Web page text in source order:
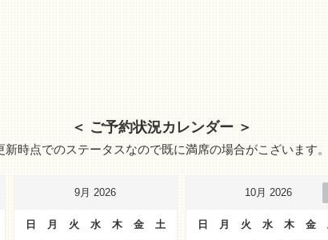
＜ ご予約状況カレンダー ＞
時点でのステータスなので既に満席の場合がこざいます。
9月 2026
日 月 火 水 木 金 土
10月 2026
日 月 火 水 木 金